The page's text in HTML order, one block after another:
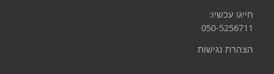
חייגו עכשיו:
050-5256711
הצהרת נגישות